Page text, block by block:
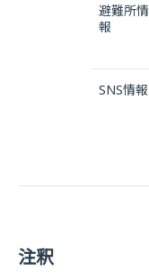
避難所情
報
SNS情報
注釈